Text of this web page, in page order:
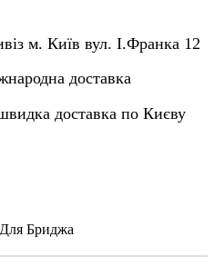
м. Київ вул. І.Франка 12
доставка
доставка по Києву
Бриджа